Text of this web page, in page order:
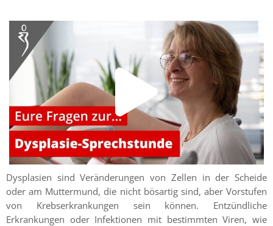
Dysplasien sind Veränderungen von Zellen in der Scheide
oder am Muttermund, die nicht bösartig sind, aber Vorstufen
von Krebserkrankungen sein können. Entzündliche
Erkrankungen oder Infektionen mit bestimmten Viren, wie